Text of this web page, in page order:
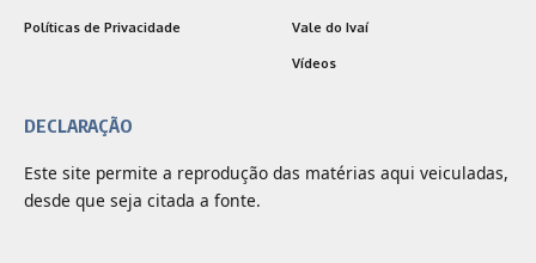
Políticas de Privacidade Vale do Ivaí
Vídeos
DECLARAÇÃO
Este site permite a reprodução das matérias aqui veiculadas,
desde que seja citada a fonte.